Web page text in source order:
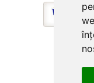
Copyright ©